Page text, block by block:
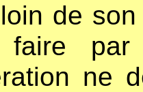
de
faire par
ne